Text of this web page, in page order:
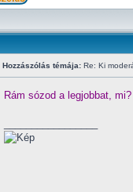
Hozzászólás témája: Re: Ki
Rám sózod a legjobbat,